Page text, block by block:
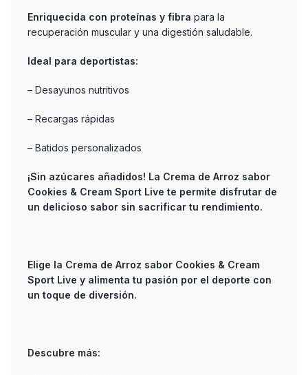
Enriquecida con proteínas y fibra para la
recuperación muscular y una digestión saludable.
Ideal para deportistas:
– Desayunos nutritivos
– Recargas rápidas
– Batidos personalizados
¡Sin azúcares añadidos! La Crema de Arroz sabor
Cookies & Cream Sport Live te permite disfrutar de
un delicioso sabor sin sacrificar tu rendimiento.
Elige la Crema de Arroz sabor Cookies & Cream
Sport Live y alimenta tu pasión por el deporte con
un toque de diversión.
Descubre más: